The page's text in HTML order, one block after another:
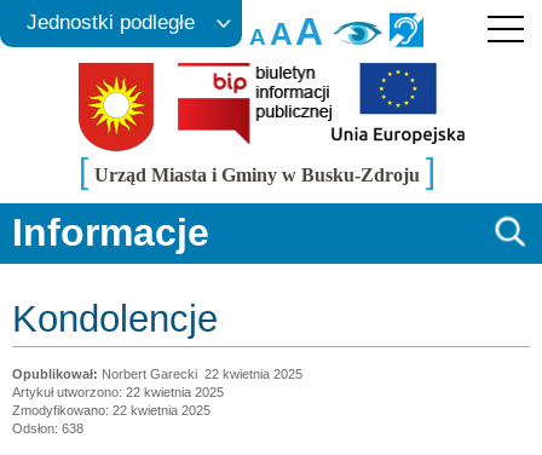
AAA
Jednostki podległe
[ Urząd Miasta i Gminy w Busku-Zdroju ]
Informacje
Kondolencje
Norbert Garecki 22 kwietnia 2025
Artykuł utworzono: 22 kwietnia 2025
Zmodyfikowano: 22 kwietnia 2025
Odsłon: 638